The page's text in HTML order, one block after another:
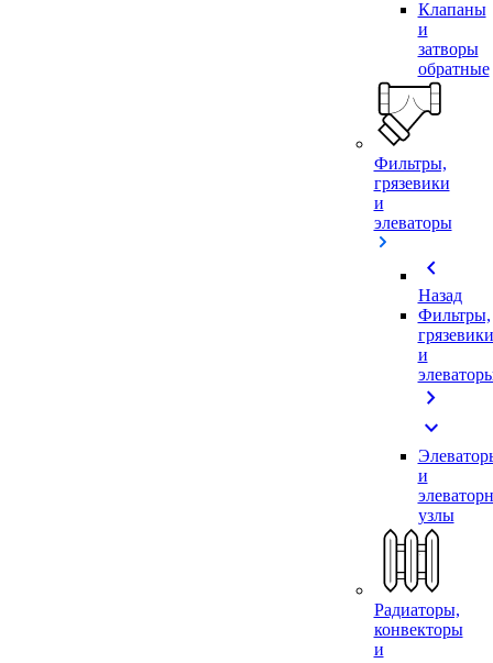
Клапаны
и
затворы
обратные
Фильтры,
грязевики
и
элеваторы
chevron_left
Назад
Фильтры,
грязевики
и
chevron_right
expand_more
и
узлы
Радиаторы,
конвекторы
и